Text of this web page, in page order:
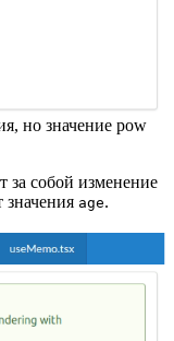
но значение pow
за собой изменение
значения age.